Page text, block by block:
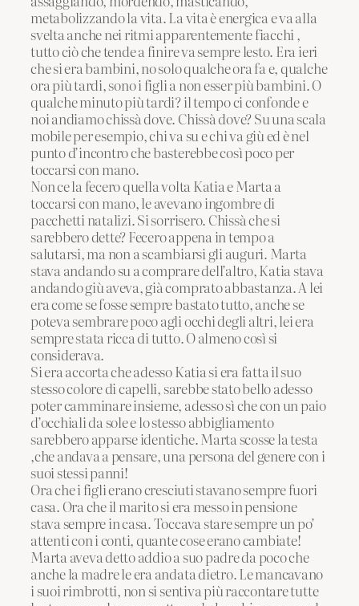
metabolizzando la vita. La vita è energica e va alla
svelta anche nei ritmi apparentemente fiacchi ,
tutto ciò che tende a finire va sempre lesto. Era ieri
che si era bambini, no solo qualche ora fa e, qualche
ora più tardi, sono i figli a non esser più bambini. O
qualche minuto più tardi? il tempo ci confonde e
noi andiamo chissà dove. Chissà dove? Su una scala
mobile per esempio, chi va su e chi va giù ed è nel
punto d’incontro che basterebbe così poco per
toccarsi con mano.
Non ce la fecero quella volta Katia e Marta a
toccarsi con mano, le avevano ingombre di
pacchetti natalizi. Si sorrisero. Chissà che si
sarebbero dette? Fecero appena in tempo a
salutarsi, ma non a scambiarsi gli auguri. Marta
stava andando su a comprare dell’altro, Katia stava
andando giù aveva, già comprato abbastanza. A lei
era come se fosse sempre bastato tutto, anche se
poteva sembrare poco agli occhi degli altri, lei era
sempre stata ricca di tutto. O almeno così si
considerava.
Si era accorta che adesso Katia si era fatta il suo
stesso colore di capelli, sarebbe stato bello adesso
poter camminare insieme, adesso sì che con un paio
d’occhiali da sole e lo stesso abbigliamento
sarebbero apparse identiche. Marta scosse la testa
,che andava a pensare, una persona del genere con i
suoi stessi panni!
Ora che i figli erano cresciuti stavano sempre fuori
casa. Ora che il marito si era messo in pensione
stava sempre in casa. Toccava stare sempre un po’
attenti con i conti, quante cose erano cambiate!
Marta aveva detto addio a suo padre da poco che
anche la madre le era andata dietro. Le mancavano
i suoi rimbrotti, non si sentiva più raccontare tutte